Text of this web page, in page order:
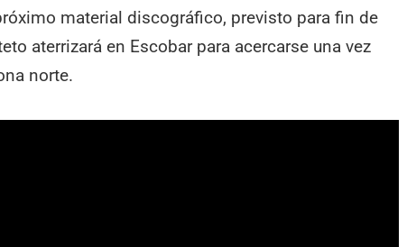
material discográfico, previsto para fin de
aterrizará en Escobar para acercarse una vez
norte.